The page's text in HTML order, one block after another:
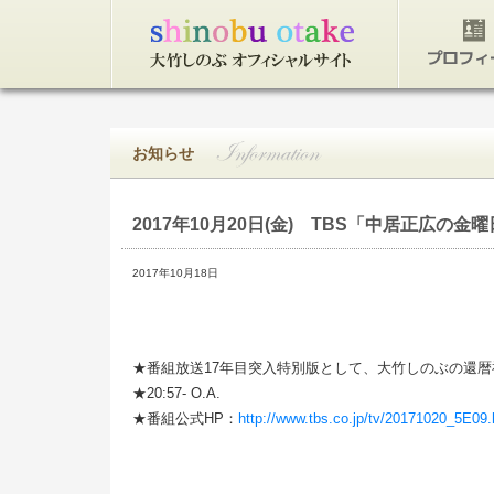
お知らせ
2017年10月20日(金) TBS「中居正広の金曜
2017年10月18日
★番組放送17年目突入特別版として、大竹しのぶの還
★20:57- O.A.
★番組公式HP： http://www.tbs.co.jp/tv/